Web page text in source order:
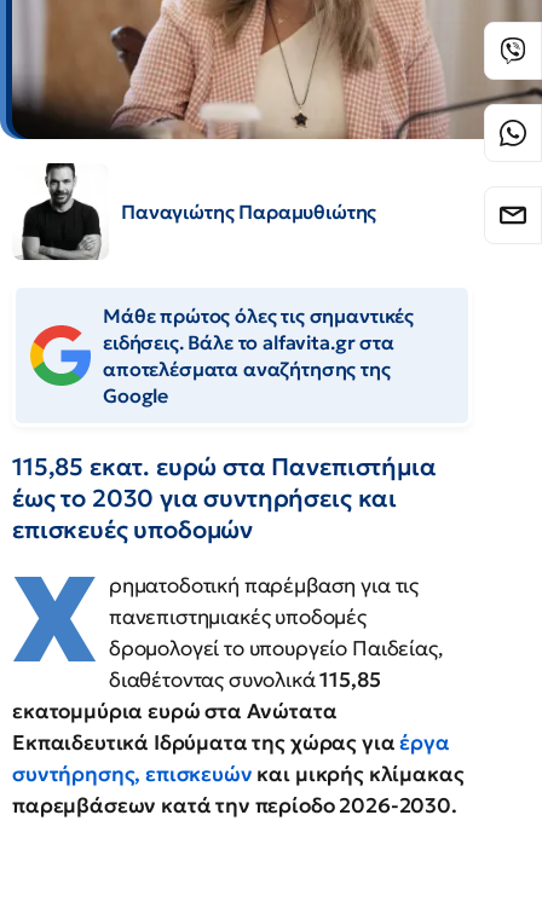
Παναγιώτης Παραμυθιώτης
Μάθε πρώτος όλες τις σημαντικές
ειδήσεις. Βάλε το alfavita.gr στα
αποτελέσματα αναζήτησης της
Google
115,85 εκατ. ευρώ στα Πανεπιστήμια
έως το 2030 για συντηρήσεις και
επισκευές υποδομών
Χ ρηματοδοτική παρέμβαση για τις
πανεπιστημιακές υποδομές
δρομολογεί το υπουργείο Παιδείας,
διαθέτοντας συνολικά115,85
εκατομμύρια ευρώ στα Ανώτατα
Εκπαιδευτικά Ιδρύματα της χώρας γιαέργα
συντήρησης, επισκευών και μικρής κλίμακας
παρεμβάσεων κατά την περίοδο 2026-2030.